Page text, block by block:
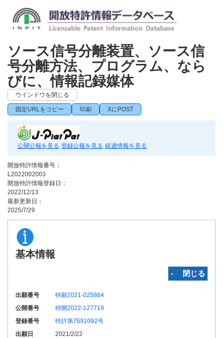
ソース信号分離装置、ソース信
号分離方法、プログラム、なら
びに、情報記録媒体
ウインドウを閉じる
固定URLをコピー 印刷 XにPOST
公開公報を見る 登録公報を見る 経過情報を見る
開放特許情報番号：
L2022002003
開放特許情報登録日：
2022/12/13
最新更新日：
2025/7/29
基本情報
‐ 閉じる
出願番号
特願2021-025864
公開番号
特開2022-127719
登録番号
特許第7691092号
出願日
2021/2/22